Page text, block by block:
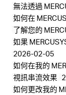
無法透過
如何在
了解您的
如果
2026-02-05
如何在我的
視訊串流效果
如何更改我的